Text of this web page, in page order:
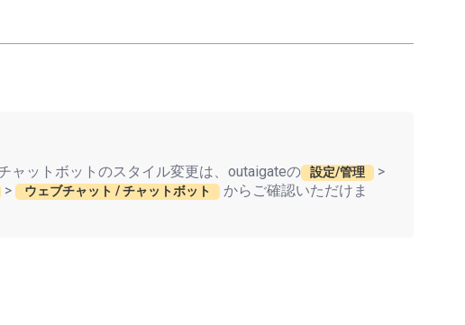
ャットボットのスタイル変更は、outaigateの 設定/管理 >
> ウェブチャット / チャットボット
からご確認いただけま